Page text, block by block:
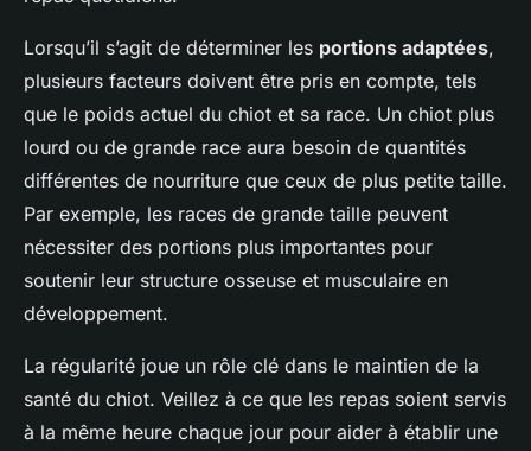
Lorsqu’il s’agit de déterminer les portions adaptées,
plusieurs facteurs doivent être pris en compte, tels
que le poids actuel du chiot et sa race. Un chiot plus
lourd ou de grande race aura besoin de quantités
différentes de nourriture que ceux de plus petite taille.
Par exemple, les races de grande taille peuvent
nécessiter des portions plus importantes pour
soutenir leur structure osseuse et musculaire en
développement.
La régularité joue un rôle clé dans le maintien de la
santé du chiot. Veillez à ce que les repas soient servis
à la même heure chaque jour pour aider à établir une